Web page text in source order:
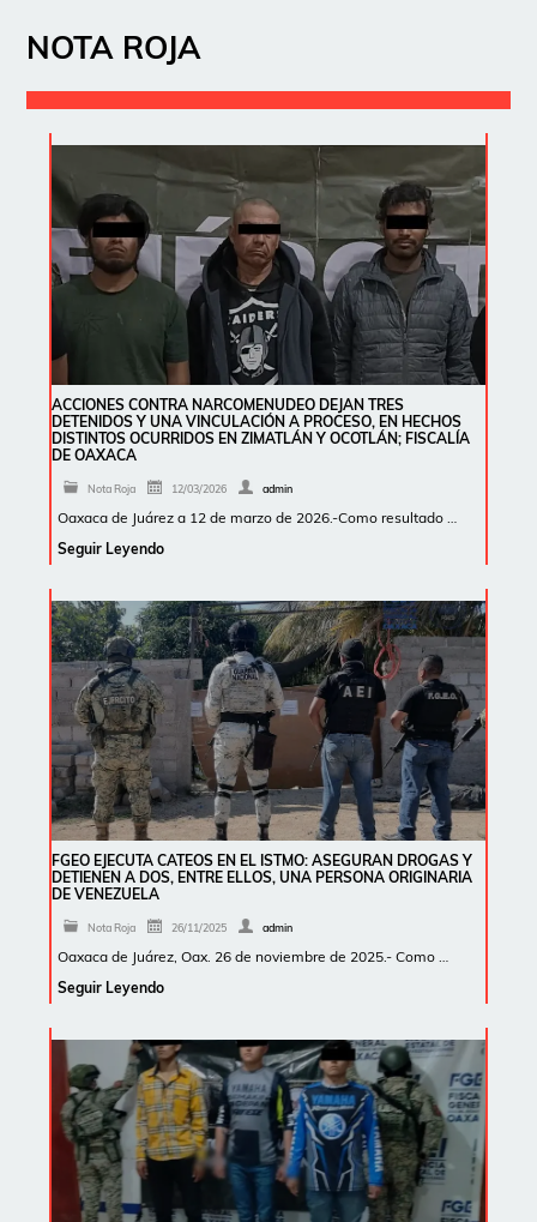
NOTA ROJA
ACCIONES CONTRA NARCOMENUDEO DEJAN TRES
DETENIDOS Y UNA VINCULACIÓN A PROCESO, EN HECHOS
DISTINTOS OCURRIDOS EN ZIMATLÁN Y OCOTLÁN; FISCALÍA
DE OAXACA
Nota Roja 12/03/2026 admin
Oaxaca de Juárez a 12 de marzo de 2026.-Como resultado …
Seguir Leyendo
FGEO EJECUTA CATEOS EN EL ISTMO: ASEGURAN DROGAS Y
DETIENEN A DOS, ENTRE ELLOS, UNA PERSONA ORIGINARIA
DE VENEZUELA
Nota Roja 26/11/2025 admin
Oaxaca de Juárez, Oax. 26 de noviembre de 2025.- Como …
Seguir Leyendo